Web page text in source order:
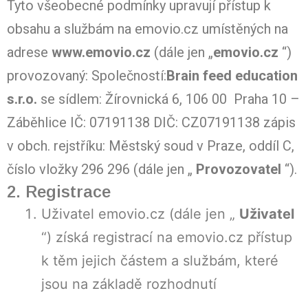
Tyto všeobecné podmínky upravují přístup k
obsahu a službám na emovio.cz umístěných na
adrese www.emovio.cz (dále jen „emovio.cz “)
provozovaný: Společností:Brain feed education
s.r.o. se sídlem: Žírovnická 6, 106 00 Praha 10 –
Záběhlice IČ: 07191138 DIČ: CZ07191138 zápis
v obch. rejstříku: Městský soud v Praze, oddíl C,
číslo vložky 296 296 (dále jen „ Provozovatel “).
2. Registrace
Uživatel emovio.cz (dále jen „ Uživatel
“) získá registrací na emovio.cz přístup
k těm jejich částem a službám, které
jsou na základě rozhodnutí